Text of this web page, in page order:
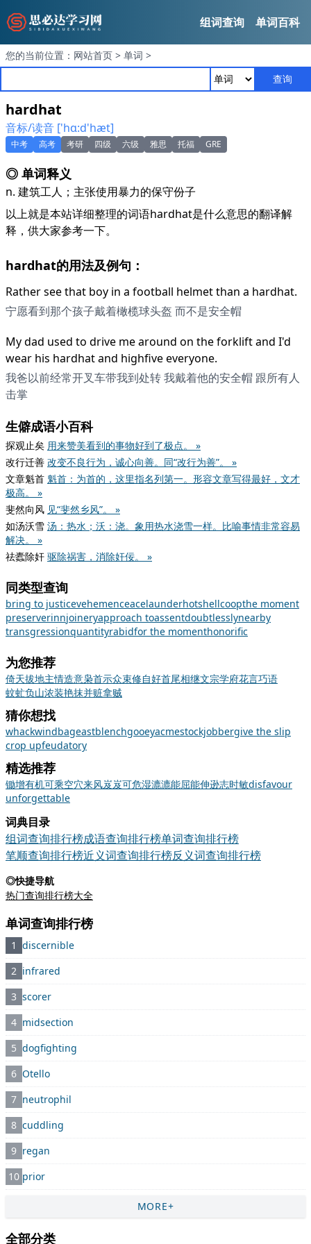
组词查询 单词百科
您的当前位置： 网站首页 > 单词 >
查询
hardhat
音标/读音 ['hɑ:d'hæt]
中考 高考 考研 四级 六级 雅思 托福 GRE
◎ 单词释义
n. 建筑工人；主张使用暴力的保守份子
以上就是本站详细整理的词语hardhat是什么意思的翻译解
释，供大家参考一下。
hardhat的用法及例句：
Rather see that boy in a football helmet than a hardhat.
宁愿看到那个孩子戴着橄榄球头盔 而不是安全帽
My dad used to drive me around on the forklift and I'd
wear his hardhat and highfive everyone.
我爸以前经常开叉车带我到处转 我戴着他的安全帽 跟所有人
击掌
生僻成语小百科
探观止矣 用来赞美看到的事物好到了极点。 »
改行迁善 改变不良行为，诚心向善。同“改行为善”。 »
文章魁首 魁首：为首的，这里指名列第一。形容文章写得最好，文才
极高。 »
斐然向风 见“斐然乡风”。 »
如汤沃雪 汤：热水；沃：浇。象用热水浇雪一样。比喻事情非常容易
解决。 »
祛蠹除奸 驱除祸害，消除奸佞。 »
同类型查询
bring to justicevehemenceacelaunderhotshellcoopthe moment
preserverinnjoineryapproach toassentdoubtlesslynearby
transgressionquantityrabidfor the momenthonorific
为您推荐
倚天拔地主情造意枭首示众束修自好首尾相继文宗学府花言巧语
蚊虻负山浓装艳抹并赃拿贼
猜你想找
whackwindbageastblenchgooeyacmestockjobbergive the slip
crop upfeudatory
精选推荐
锄增有机可乘空穴来风岌岌可危湿漉漉能屈能伸逊志时敏disfavour
unforgettable
词典目录
组词查询排行榜成语查询排行榜单词查询排行榜
笔顺查询排行榜近义词查询排行榜反义词查询排行榜
◎快捷导航
热门查询排行榜大全
单词查询排行榜
1 discernible
2 infrared
3 scorer
4 midsection
5 dogfighting
6 Otello
7 neutrophil
8 cuddling
9 regan
10 prior
MORE+
全部分类